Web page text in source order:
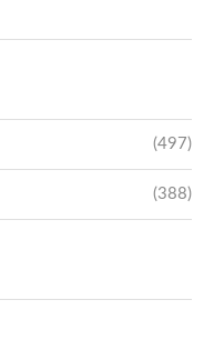
(497)
(388)